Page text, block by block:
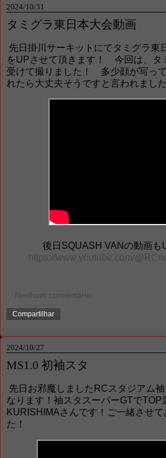
2024/10/31
タミグラ東日本大会動画
先日掛川サーキットにてタミグラ東
をUPさせて頂きます！ 今回は、タ
受けて撮りました！ 多少顔が写っ
れたら大丈夫そうですと言われました
後日SQUASH VANの動画も
https://www.youtube.com/
Nenhum comentário:
Compartilhar
2024/10/27
MS1.0 初袖スタ
先日お邪魔しましたRCスタジアム
なります！袖スタスーパーGTでTOP
KURISHIMAさんです！ご一緒させ
た！